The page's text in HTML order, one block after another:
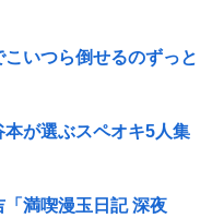
こいつら倒せるのずっと
が選ぶスペオキ5人集
「満喫漫玉日記 深夜